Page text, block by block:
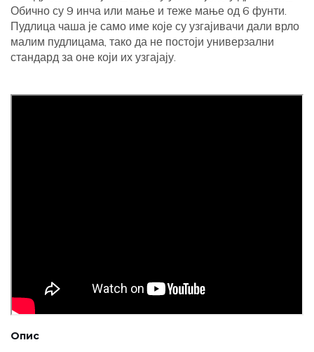
Обично су 9 инча или мање и теже мање од 6 фунти.
Пудлица чаша је само име које су узгајивачи дали врло
малим пудлицама, тако да не постоји универзални
стандард за оне који их узгајају.
Опис